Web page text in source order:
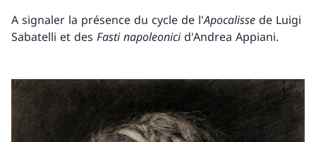
A signaler la présence du cycle de l'Apocalisse de Luigi
Sabatelli et des Fasti napoleonicid'Andrea Appiani.